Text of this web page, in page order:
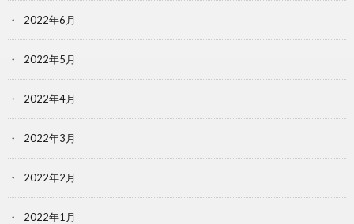
2022年6月
2022年5月
2022年4月
2022年3月
2022年2月
2022年1月